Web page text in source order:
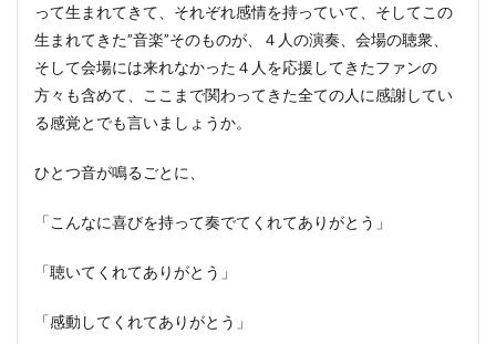
って生まれてきて、それぞれ感情を持っていて、そしてこの
生まれてきた”音楽”そのものが、４人の演奏、会場の聴衆、
そして会場には来れなかった４人を応援してきたファンの
方々も含めて、ここまで関わってきた全ての人に感謝してい
る感覚とでも言いましょうか。
ひとつ音が鳴るごとに、
「こんなに喜びを持って奏でてくれてありがとう」
「聴いてくれてありがとう」
「感動してくれてありがとう」